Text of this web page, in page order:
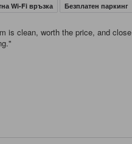
Wi-Fi връзка Безплатен паркинг
is clean, worth the price, and
"